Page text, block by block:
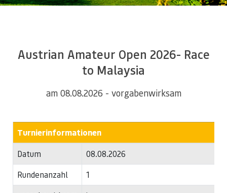
Austrian Amateur Open 2026- Race
to Malaysia
am 08.08.2026 - vorgabenwirksam
Turnierinformationen
Datum
08.08.2026
Rundenanzahl
1